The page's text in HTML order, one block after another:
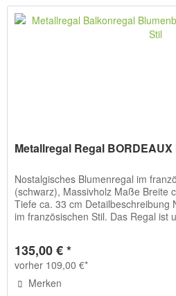
Metallregal Regal
Nostalgisches Blumenregal im
(schwarz), Massivholz Maße Breite
Tiefe ca. 33 cm Detailbeschreibung
im französischen Stil. Das Regal ist
135,00 € *
vorher 109,00 €*
Merken